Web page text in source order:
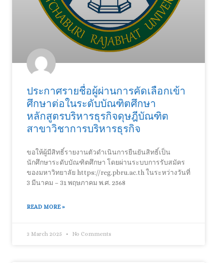
ประกาศรายชื่อผู้ผ่านการคัดเลือกเข้า
ศึกษาต่อในระดับบัณฑิตศึกษา
หลักสูตรบริหารธุรกิจดุษฎีบัณฑิต
สาขาวิชาการบริหารธุรกิจ
ขอให้ผู้มีสิทธิ์รายงานตัวดำเนินการยืนยันสิทธิ์เป็น
นักศึกษาระดับบัณฑิตศึกษา โดยผ่านระบบการรับสมัคร
ของมหาวิทยาลัย https://reg.pbru.ac.th ในระหว่างวันที่
3 มีนาคม – 31 พฤษภาคม พ.ศ. 2568
READ MORE »
3 March 2025 No Comments